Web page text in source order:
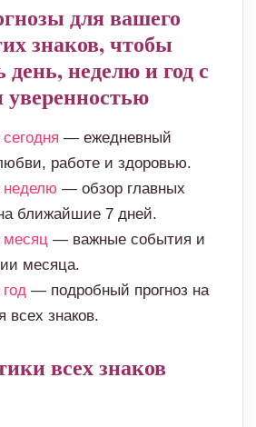
для вашего
знаков, чтобы
день, неделю и год с
— ежедневный
работе и здоровью.
неделю — обзор главных
ближайшие 7 дней.
месяц — важные события и
месяца.
— подробный прогноз на
всех знаков.
всех знаков